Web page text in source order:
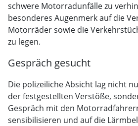
schwere Motorradunfälle zu
besonderes Augenmerk auf die
Motorräder sowie die
zu legen.
Gespräch gesucht
Die polizeiliche Absicht lag nicht
der festgestellten Verstöße,
Gespräch mit den
sensibilisieren und auf die